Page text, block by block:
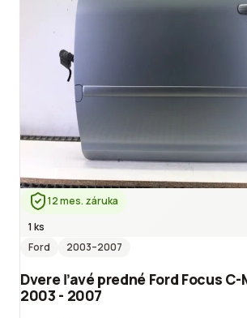
12 mes. záruka
1 ks
Ford
2003–2007
Dvere ľavé predné Ford Focus C-
2003 - 2007